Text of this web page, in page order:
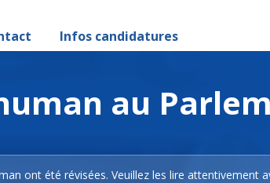
Infos candidatures
au
ont été révisées. Veuillez les lire attentivement